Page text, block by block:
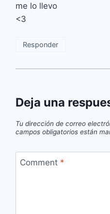
me lo llevo
<3
Responder
Deja una
Tu dirección de correo
campos obligatorios están
Comment *